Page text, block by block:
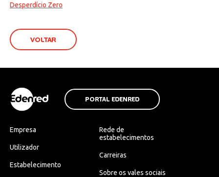
Desperdício Zero
VOLTAR
PORTAL EDENRED
Empresa
Utilizador
Estabelecimento
Rede de
estabelecimentos
Carreiras
Sobre os vales sociais